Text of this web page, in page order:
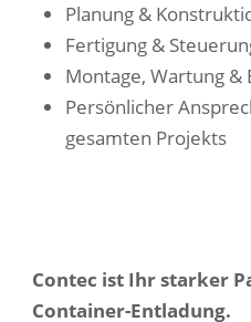
Planung &
Fertigung &
Montage, Wartung &
Persönlicher
gesamten Projekts
Contec ist Ihr starker
Container-Entladung.